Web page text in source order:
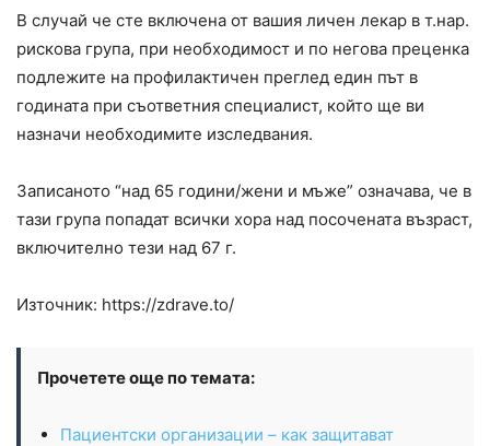
В случай че сте включена от вашия личен лекар в т.нар.
рискова група, при необходимост и по негова преценка
подлежите на профилактичен преглед един път в
годината при съответния специалист, който ще ви
назначи необходимите изследвания.
Записаното “над 65 години/жени и мъже” означава, че в
тази група попадат всички хора над посочената възраст,
включително тези над 67 г.
Източник: https://zdrave.to/
Прочетете още по темата:
Пациентски организации – как защитават